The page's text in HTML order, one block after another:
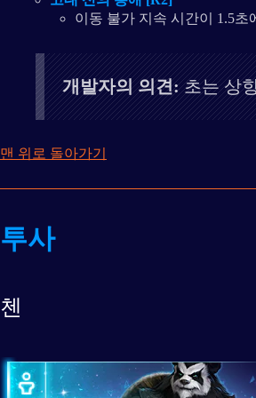
이동 불가 지속 시간이 1.5
개발자의 의견:초는 상
맨 위로 돌아가기
투사
첸